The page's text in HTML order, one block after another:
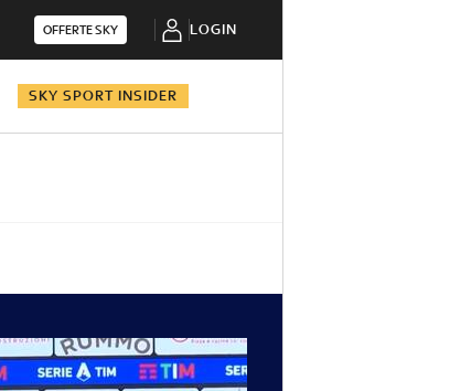
OFFERTE SKY LOGIN
SKY SPORT INSIDER